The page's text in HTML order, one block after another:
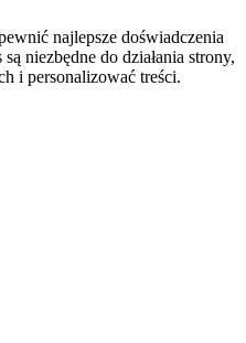
najlepsze doświadczenia
niezbędne do działania strony,
i personalizować treści.